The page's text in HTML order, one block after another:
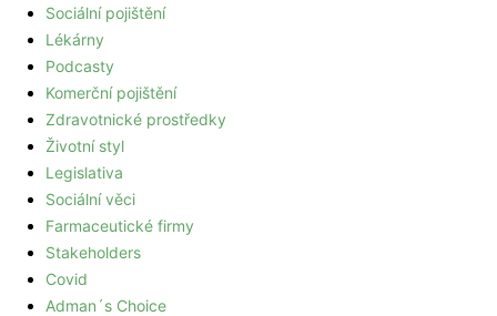
Sociální pojištění
Lékárny
Podcasty
Komerční pojištění
Zdravotnické prostředky
Životní styl
Legislativa
Sociální věci
Farmaceutické firmy
Stakeholders
Covid
Adman´s Choice